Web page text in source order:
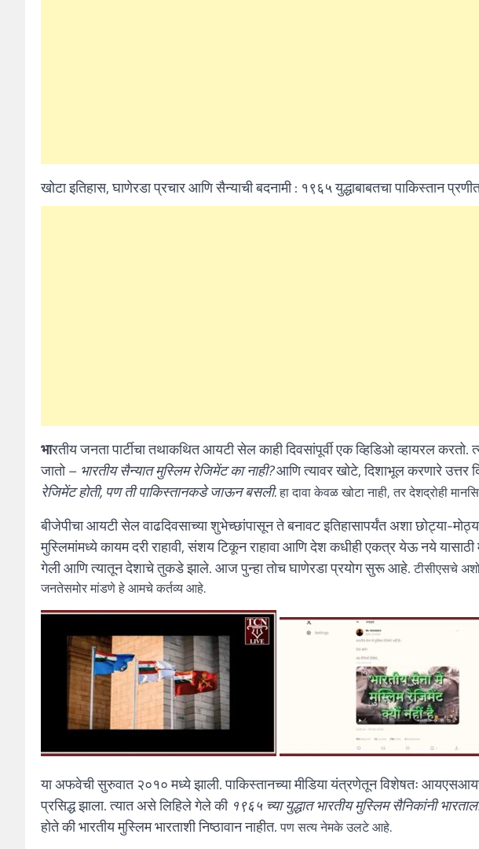
खोटा इतिहास, घाणेरडा प्रचार आणि सैन्याची बदनामी : १९६५ युद्धाबाबतचा पाकिस्तान
भारतीय जनता पार्टीचा तथाकथित आयटी सेल काही दिवसांपूर्वी एक व्हिडिओ व्हायरल करतो.
जातो – भारतीय सैन्यात मुस्लिम रेजिमेंट का नाही?आणि त्यावर खोटे, दिशाभूल करणारे उत्तर
रेजिमेंट होती, पण ती पाकिस्तानकडे जाऊन बसली.हा दावा केवळ खोटा नाही, तर देशद्रोही
बीजेपीचा आयटी सेल वाढदिवसाच्या शुभेच्छांपासून ते बनावट इतिहासापर्यंत अशा छोट्या-
मुस्लिमांमध्ये कायम दरी राहावी, संशय टिकून राहावा आणि देश कधीही एकत्र येऊ नये यासाठी
गेली आणि त्यातून देशाचे तुकडे झाले. आज पुन्हा तोच घाणेरडा प्रयोग सुरू आहे.टीसीएसचे
जनतेसमोर मांडणे हे आमचे कर्तव्य आहे.
या अफवेची सुरुवात २०१० मध्ये झाली. पाकिस्तानच्या मीडिया यंत्रणेतून विशेषतः
प्रसिद्ध झाला. त्यात असे लिहिले गेले की १९६५ च्या युद्धात भारतीय मुस्लिम सैनिकांनी
होते की भारतीय मुस्लिम भारताशी निष्ठावान नाहीत.पण सत्य नेमके उलटे आहे.